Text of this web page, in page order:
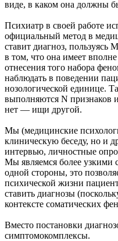
виде, в каком она должны
Психиатр в своей работе
официальный метод в
ставит диагноз,
в том, что она имеет
отнесения того набора
наблюдать в поведении
нозологической единице.
выполняются N признаков
нет — ищи другой.
Мы (медицинские
клиническую беседу, но и
интервью, личностные
Мы являемся более узкими
одной стороны, это
психической жизни
ставить диагнозы
контексте соматических
Вместо постановки
симптомокомплексы.